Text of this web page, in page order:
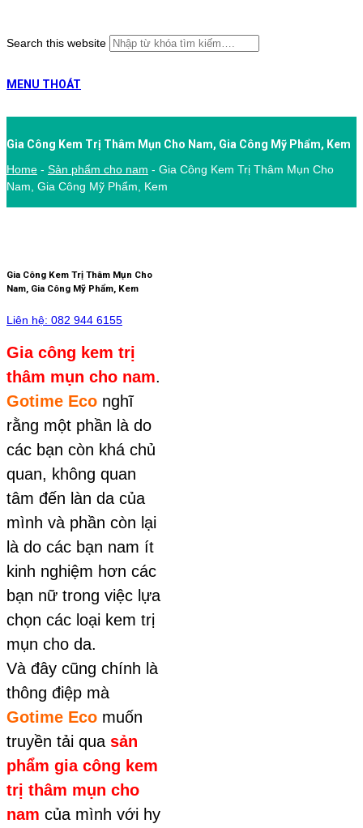
Search this website
MENU THOÁT
Gia Công Kem Trị Thâm Mụn Cho Nam, Gia Công Mỹ Phẩm, Kem
Home - Sản phẩm cho nam - Gia Công Kem Trị Thâm Mụn Cho
Nam, Gia Công Mỹ Phẩm, Kem
Gia Công Kem Trị Thâm Mụn Cho
Nam, Gia Công Mỹ Phẩm, Kem
Liên hệ: 082 944 6155
Gia công kem trị
thâm mụn cho nam.
Gotime Eco nghĩ
rằng một phần là do
các bạn còn khá chủ
quan, không quan
tâm đến làn da của
mình và phần còn lại
là do các bạn nam ít
kinh nghiệm hơn các
bạn nữ trong việc lựa
chọn các loại kem trị
mụn cho da.
Và đây cũng chính là
thông điệp mà
Gotime Eco muốn
truyền tải qua sản
phẩm gia công kem
trị thâm mụn cho
nam của mình với hy